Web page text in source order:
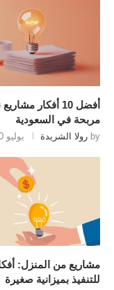
أفضل 10 أفكار
مربحة في السعودية
by رولا الشريدة يوليو 30, 2026
مشاريع من المنزل:
للتنفيذ بميزانية صغيرة